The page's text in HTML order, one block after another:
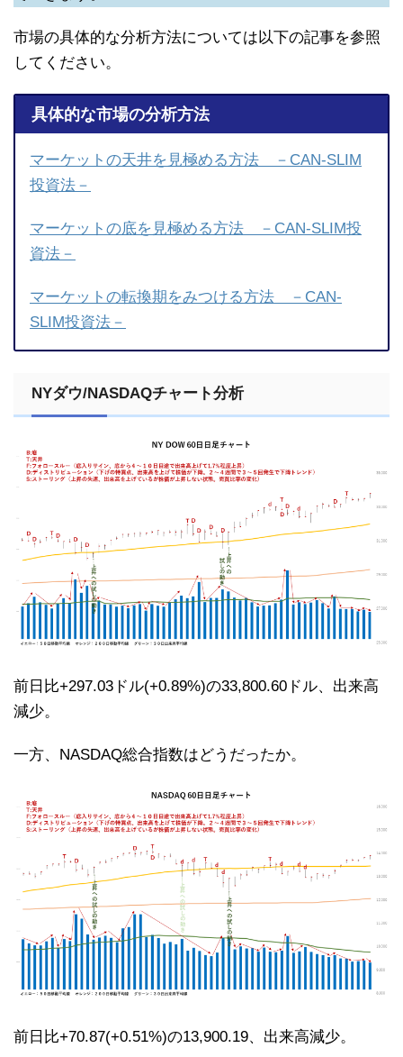
市場の具体的な分析方法については以下の記事を参照
してください。
具体的な市場の分析方法
マーケットの天井を見極める方法 －CAN-SLIM
投資法－
マーケットの底を見極める方法 －CAN-SLIM投
資法－
マーケットの転換期をみつける方法 －CAN-
SLIM投資法－
NYダウ/NASDAQチャート分析
前日比+297.03ドル(+0.89%)の33,800.60ドル、出来高
減少。
一方、NASDAQ総合指数はどうだったか。
前日比+70.87(+0.51%)の13,900.19、出来高減少。